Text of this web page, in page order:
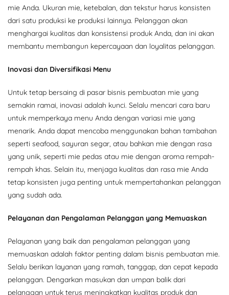
mie Anda. Ukuran mie, ketebalan, dan tekstur harus konsisten
dari satu produksi ke produksi lainnya. Pelanggan akan
menghargai kualitas dan konsistensi produk Anda, dan ini akan
membantu membangun kepercayaan dan loyalitas pelanggan.
Inovasi dan Diversifikasi Menu
Untuk tetap bersaing di pasar bisnis pembuatan mie yang
semakin ramai, inovasi adalah kunci. Selalu mencari cara baru
untuk memperkaya menu Anda dengan variasi mie yang
menarik. Anda dapat mencoba menggunakan bahan tambahan
seperti seafood, sayuran segar, atau bahkan mie dengan rasa
yang unik, seperti mie pedas atau mie dengan aroma rempah-
rempah khas. Selain itu, menjaga kualitas dan rasa mie Anda
tetap konsisten juga penting untuk mempertahankan pelanggan
yang sudah ada.
Pelayanan dan Pengalaman Pelanggan yang Memuaskan
Pelayanan yang baik dan pengalaman pelanggan yang
memuaskan adalah faktor penting dalam bisnis pembuatan mie.
Selalu berikan layanan yang ramah, tanggap, dan cepat kepada
pelanggan. Dengarkan masukan dan umpan balik dari
pelanggan untuk terus meningkatkan kualitas produk dan